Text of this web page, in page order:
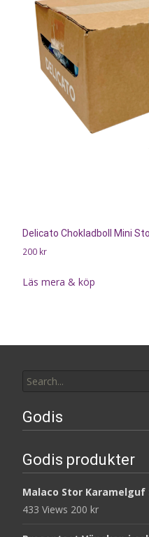
Delicato Chokladboll Mini
200 kr
Läs mera & köp
for:
Godis
Godis produkter
Malaco Stor Karamelguf
433 Views 200 kr